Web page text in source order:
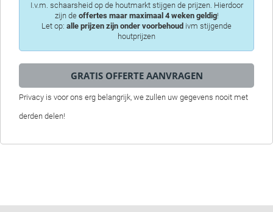
I.v.m. schaarsheid op de houtmarkt stijgen de prijzen. Hierdoor
zijn de offertes maar maximaal 4 weken geldig!
Let op: alle prijzen zijn onder voorbehoud ivm stijgende
houtprijzen
Privacy is voor ons erg belangrijk, we zullen uw gegevens nooit met
derden delen!